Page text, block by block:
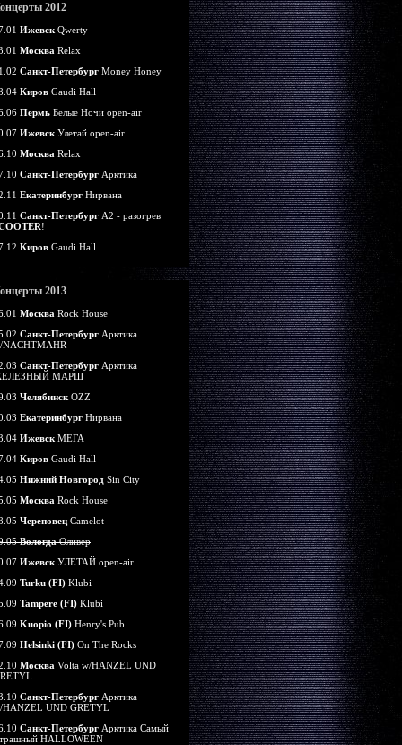
2012
Ижевск Qwerty
Москва Relax
Санкт-Петербург Money Honey
Киров Gaudi Hall
Пермь Белые Ночи open-air
Ижевск Улетай open-air
Москва Relax
Санкт-Петербург Арктика
Екатеринбург Нирвана
Санкт-Петербург А2 - разогрев
!
Киров Gaudi Hall
2013
Москва Rock House
Санкт-Петербург Арктика
NACHTMAHR
Санкт-Петербург Арктика
МАРШ
Челябинск OZZ
Екатеринбург Нирвана
Ижевск МЕГА
Киров Gaudi Hall
Нижний Новгород Sin City
Москва Rock House
Череповец Camelot
ВологдаОливер
Ижевск УЛЕТАЙ open-air
Turku (FI) Klubi
Tampere (FI) Klubi
Kuopio (FI) Henry's Pub
Helsinki (FI) On The Rocks
Москва Volta w/HANZEL UND
Санкт-Петербург Арктика
HANZEL UND GRETYL
Санкт-Петербург Арктика Самый
HALLOWEEN